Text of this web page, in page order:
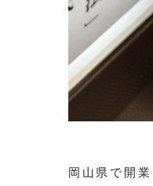
岡山県で開